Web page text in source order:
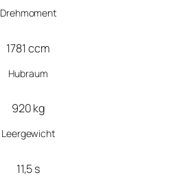
Drehmoment
1781 ccm
Hubraum
920 kg
Leergewicht
11,5 s